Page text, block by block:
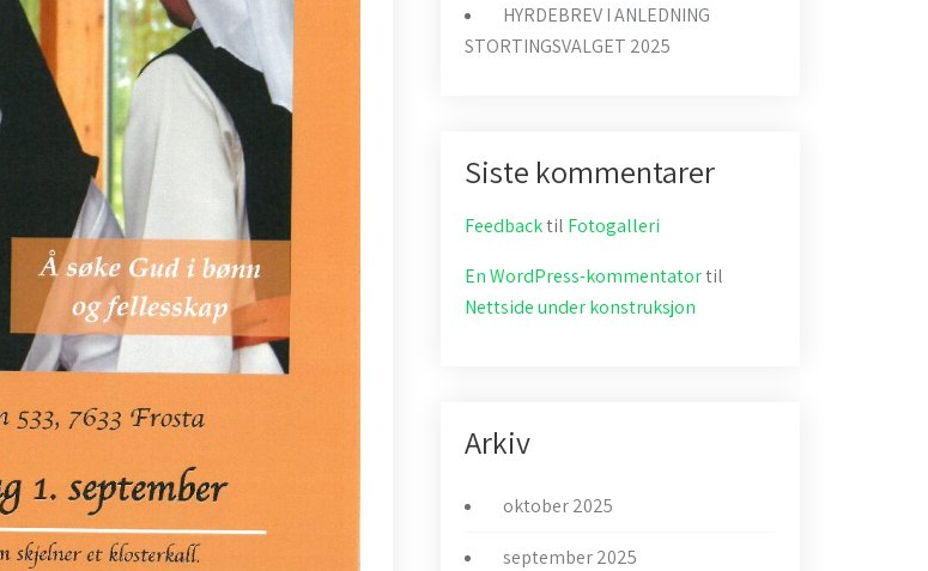
HYRDEBREV I ANLEDNING
STORTINGSVALGET 2025
Siste kommentarer
Feedbacktil Fotogalleri
En WordPress-kommentatortil
Nettside under konstruksjon
Arkiv
oktober 2025
september 2025